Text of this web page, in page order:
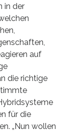
in der
auf
die richtige
für die
„Nun wollen